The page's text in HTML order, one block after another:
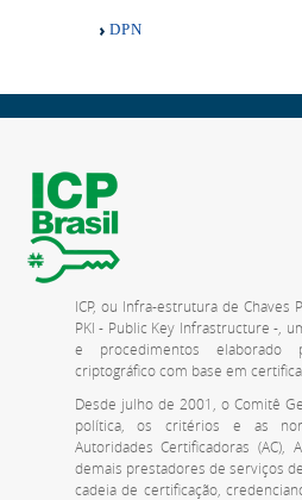
DPN
ICP, ou Infra-estrutura de Chaves
PKI - Public Key Infrastructure -,
e procedimentos
criptográfico com base em
Desde julho de 2001, o Comitê
política, os critérios e as
Autoridades Certificadoras (AC),
demais prestadores de serviços
cadeia de certificação,